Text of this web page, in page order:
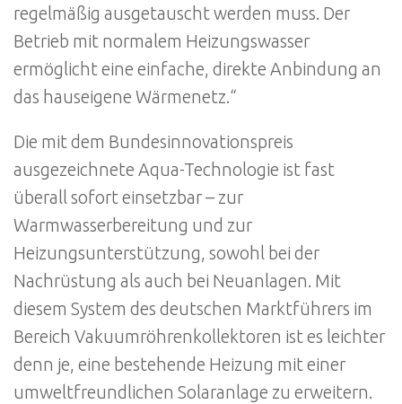
regelmäßig ausgetauscht werden muss. Der
Betrieb mit normalem Heizungswasser
ermöglicht eine einfache, direkte Anbindung an
das hauseigene Wärmenetz.“
Die mit dem Bundesinnovationspreis
ausgezeichnete Aqua-Technologie ist fast
überall sofort einsetzbar – zur
Warmwasserbereitung und zur
Heizungsunterstützung, sowohl bei der
Nachrüstung als auch bei Neuanlagen. Mit
diesem System des deutschen Marktführers im
Bereich Vakuumröhrenkollektoren ist es leichter
denn je, eine bestehende Heizung mit einer
umweltfreundlichen Solaranlage zu erweitern.